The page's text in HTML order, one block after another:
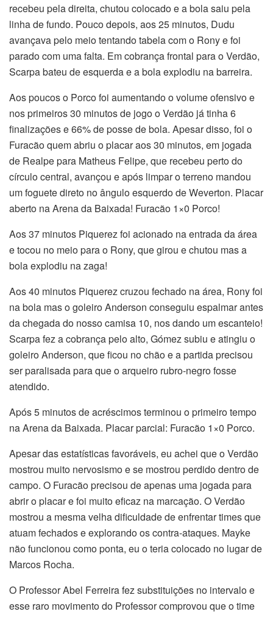
recebeu pela direita, chutou colocado e a bola saiu pela
linha de fundo. Pouco depois, aos 25 minutos, Dudu
avançava pelo meio tentando tabela com o Rony e foi
parado com uma falta. Em cobrança frontal para o Verdão,
Scarpa bateu de esquerda e a bola explodiu na barreira.
Aos poucos o Porco foi aumentando o volume ofensivo e
nos primeiros 30 minutos de jogo o Verdão já tinha 6
finalizações e 66% de posse de bola. Apesar disso, foi o
Furacão quem abriu o placar aos 30 minutos, em jogada
de Realpe para Matheus Felipe, que recebeu perto do
círculo central, avançou e após limpar o terreno mandou
um foguete direto no ângulo esquerdo de Weverton. Placar
aberto na Arena da Baixada! Furacão 1×0 Porco!
Aos 37 minutos Piquerez foi acionado na entrada da área
e tocou no meio para o Rony, que girou e chutou mas a
bola explodiu na zaga!
Aos 40 minutos Piquerez cruzou fechado na área, Rony foi
na bola mas o goleiro Anderson conseguiu espalmar antes
da chegada do nosso camisa 10, nos dando um escanteio!
Scarpa fez a cobrança pelo alto, Gómez subiu e atingiu o
goleiro Anderson, que ficou no chão e a partida precisou
ser paralisada para que o arqueiro rubro-negro fosse
atendido.
Após 5 minutos de acréscimos terminou o primeiro tempo
na Arena da Baixada. Placar parcial: Furacão 1×0 Porco.
Apesar das estatísticas favoráveis, eu achei que o Verdão
mostrou muito nervosismo e se mostrou perdido dentro de
campo. O Furacão precisou de apenas uma jogada para
abrir o placar e foi muito eficaz na marcação. O Verdão
mostrou a mesma velha dificuldade de enfrentar times que
atuam fechados e explorando os contra-ataques. Mayke
não funcionou como ponta, eu o teria colocado no lugar de
Marcos Rocha.
O Professor Abel Ferreira fez substituições no intervalo e
esse raro movimento do Professor comprovou que o time